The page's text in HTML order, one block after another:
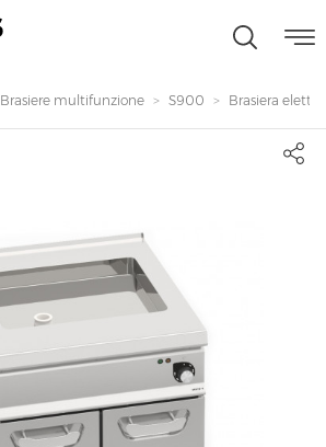
Brasiere multifunzione S900 Brasiera